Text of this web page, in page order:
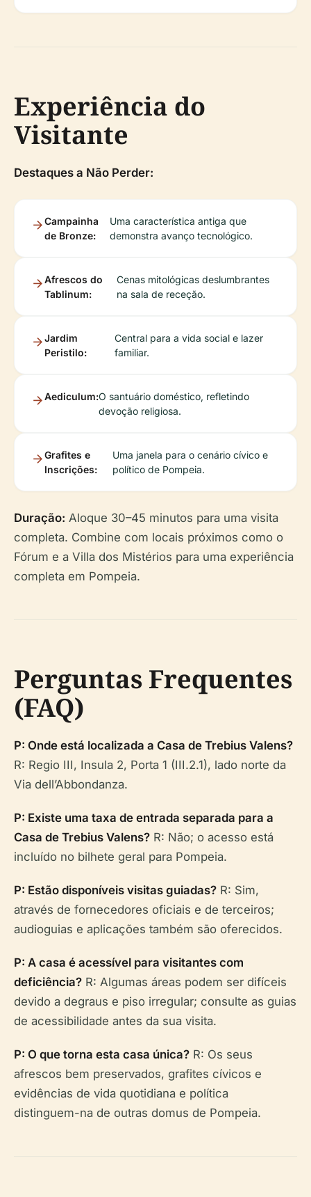
Experiência do
Visitante
Destaques a Não Perder:
Campainha
de Bronze:
Uma característica antiga que
demonstra avanço tecnológico.
Afrescos do
Tablinum:
Cenas mitológicas deslumbrantes
na sala de receção.
Jardim
Peristilo:
Central para a vida social e lazer
familiar.
Aediculum:O santuário doméstico, refletindo
devoção religiosa.
Grafites e
Inscrições:
Uma janela para o cenário cívico e
político de Pompeia.
Duração: Aloque 30–45 minutos para uma visita
completa. Combine com locais próximos como o
Fórum e a Villa dos Mistérios para uma experiência
completa em Pompeia.
Perguntas Frequentes
(FAQ)
P: Onde está localizada a Casa de Trebius Valens?
R: Regio III, Insula 2, Porta 1 (III.2.1), lado norte da
Via dell’Abbondanza.
P: Existe uma taxa de entrada separada para a
Casa de Trebius Valens? R: Não; o acesso está
incluído no bilhete geral para Pompeia.
P: Estão disponíveis visitas guiadas? R: Sim,
através de fornecedores oficiais e de terceiros;
audioguias e aplicações também são oferecidos.
P: A casa é acessível para visitantes com
deficiência? R: Algumas áreas podem ser difíceis
devido a degraus e piso irregular; consulte as guias
de acessibilidade antes da sua visita.
P: O que torna esta casa única? R: Os seus
afrescos bem preservados, grafites cívicos e
evidências de vida quotidiana e política
distinguem-na de outras domus de Pompeia.